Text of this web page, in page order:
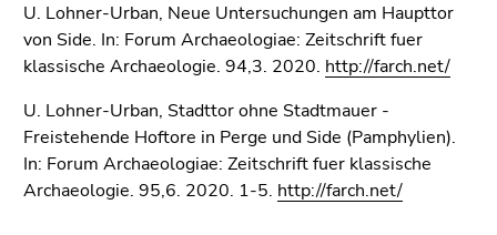
(Benutzer/Sprache)
(Zugriffstaste
8)
Zur
Suche
(Zugriffstaste
9)
U. Lohner-Urban, Neue Untersuchungen am Haupttor
von Side. In: Forum Archaeologiae: Zeitschrift fuer
klassische Archaeologie. 94,3. 2020. http://farch.net/
U. Lohner-Urban, Stadttor ohne Stadtmauer -
Freistehende Hoftore in Perge und Side (Pamphylien).
In: Forum Archaeologiae: Zeitschrift fuer klassische
Archaeologie. 95,6. 2020. 1-5. http://farch.net/